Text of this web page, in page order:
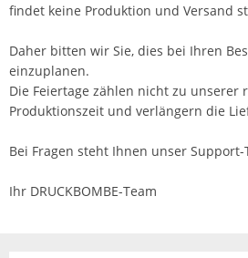
findet keine Produktion und Versand
Daher bitten wir Sie, dies bei Ihren
einzuplanen.
Die Feiertage zählen nicht zu unserer
Produktionszeit und verlängern die
Bei Fragen steht Ihnen unser
Ihr DRUCKBOMBE-Team